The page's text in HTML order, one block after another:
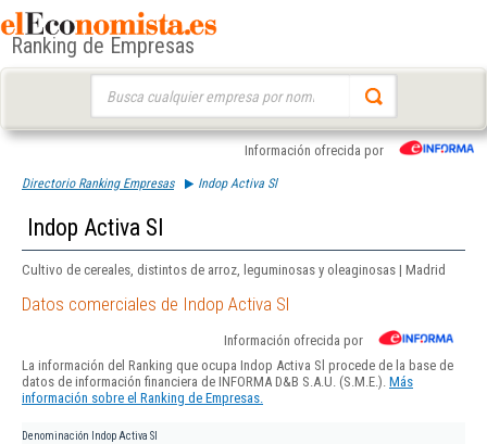
Ranking de Empresas
Información ofrecida por
Directorio Ranking Empresas Indop Activa Sl
Indop Activa Sl
Cultivo de cereales, distintos de arroz, leguminosas y oleaginosas | Madrid
Datos comerciales de Indop Activa Sl
Información ofrecida por
La información del Ranking que ocupa Indop Activa Sl procede de la base de
datos de información financiera de INFORMA D&B S.A.U. (S.M.E.). Más
información sobre el Ranking de Empresas.
Denominación Indop Activa Sl